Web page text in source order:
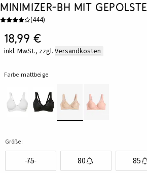
Minimizer-BH mit
(444)
18,99 €
inkl. MwSt., zzgl. Versandkosten
Farbe:mattbeige
Größe:
75 80 85